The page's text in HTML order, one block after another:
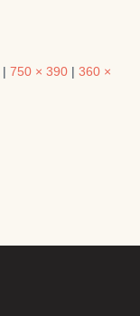
| 750 × 390 | 360 ×